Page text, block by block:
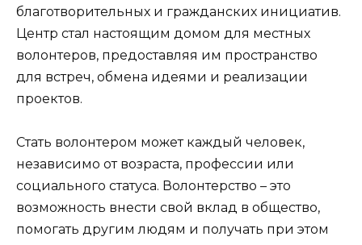
благотворительных и гражданских инициатив.
Центр стал настоящим домом для местных
волонтеров, предоставляя им пространство
для встреч, обмена идеями и реализации
проектов.
Стать волонтером может каждый человек,
независимо от возраста, профессии или
социального статуса. Волонтерство – это
возможность внести свой вклад в общество,
помогать другим людям и получать при этом